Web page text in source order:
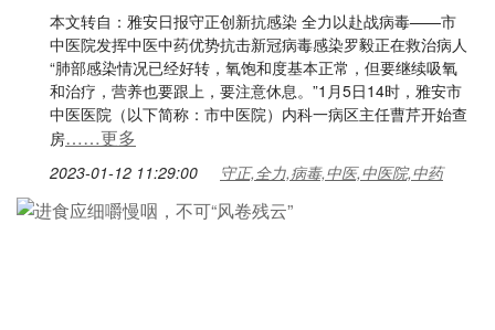
本文转自：雅安日报守正创新抗感染 全力以赴战病毒——市
中医院发挥中医中药优势抗击新冠病毒感染罗毅正在救治病人
“肺部感染情况已经好转，氧饱和度基本正常，但要继续吸氧
和治疗，营养也要跟上，要注意休息。”1月5日14时，雅安市
中医医院（以下简称：市中医院）内科一病区主任曹芹开始查
房……更多
2023-01-12 11:29:00 守正,全力,病毒,中医,中医院,中药